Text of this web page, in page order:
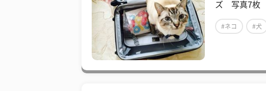
ズ 写真7枚
#ネコ #犬